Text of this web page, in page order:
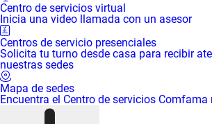
Centro de servicios virtual
Inicia una video llamada con un asesor
Centros de servicio presenciales
Solicita tu turno desde casa para recibir
nuestras sedes
Mapa de sedes
Encuentra el Centro de servicios Comfama